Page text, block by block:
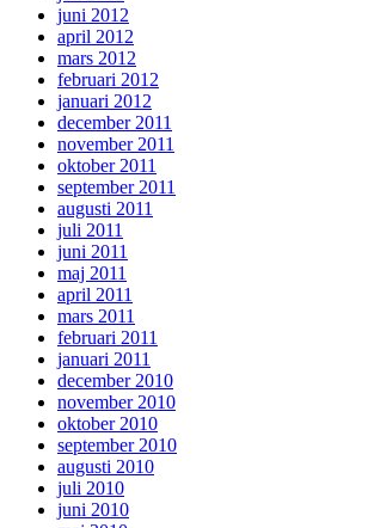
juni 2012
april 2012
mars 2012
februari 2012
januari 2012
december 2011
november 2011
oktober 2011
september 2011
augusti 2011
juli 2011
juni 2011
maj 2011
april 2011
mars 2011
februari 2011
januari 2011
december 2010
november 2010
oktober 2010
september 2010
augusti 2010
juli 2010
juni 2010